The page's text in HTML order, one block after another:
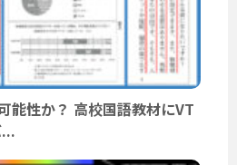
能性か？ 高校国語教材にVT